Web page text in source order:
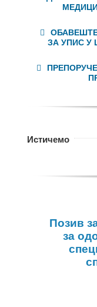
ЗА УПИС У
Истичемо
Позив
за